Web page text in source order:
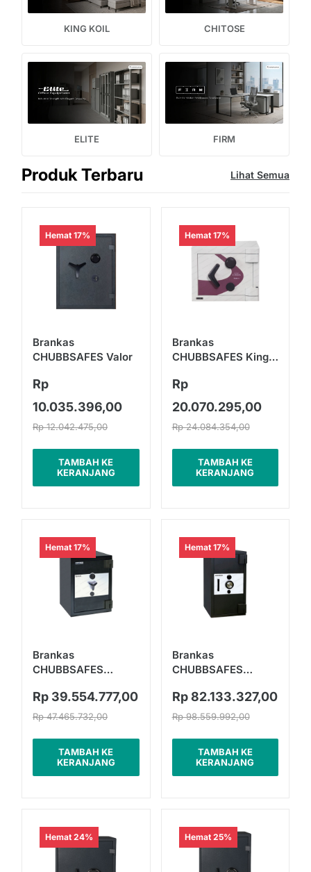
KING KOIL CHITOSE
ELITE FIRM
Produk Terbaru Lihat Semua
Hemat 17%
Brankas
CHUBBSAFES Valor
Rp
10.035.396,00
Rp 12.042.475,00
TAMBAH KE
KERANJANG
Hemat 17%
Brankas
CHUBBSAFES King
Rp
20.070.295,00
Rp 24.084.354,00
TAMBAH KE
KERANJANG
Hemat 17%
Brankas
CHUBBSAFES
Rp 39.554.777,00
Rp 47.465.732,00
TAMBAH KE
KERANJANG
Hemat 17%
Brankas
CHUBBSAFES
Rp 82.133.327,00
Rp 98.559.992,00
TAMBAH KE
KERANJANG
Hemat 24% Hemat 25%